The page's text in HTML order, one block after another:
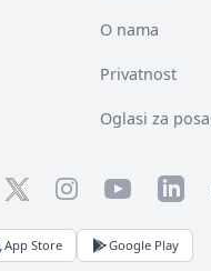
O nama
Privatnost
Oglasi za
TwitterInstagramYouTube
App Store Google Play